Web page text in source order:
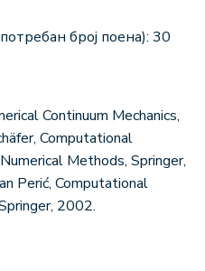
број поена): 30
Continuum Mechanics,
Computational
Methods, Springer,
Perić, Computational
2002.